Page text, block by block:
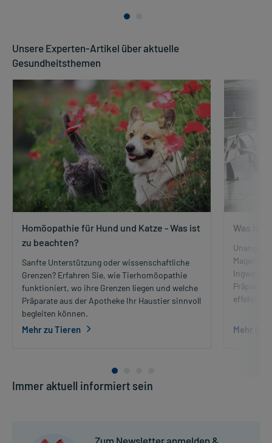
Unsere Experten-Artikel über aktuelle
Gesundheitsthemen
Homöopathie für Hund und Katze - Was ist
zu beachten?
Sanfte Unterstützung oder wissenschaftliche
Grenzen? Erfahren Sie, wie Tierhomöopathie
funktioniert, wo ihre Grenzen liegen und welche
Präparate aus der Apotheke Ihr Haustier sinnvoll
begleiten können.
Mehr zu Tieren
Was
Magen?
Ingwer,
effektiv
Mehr
Immer aktuell informiert sein
Zum Newsletter anmelden &